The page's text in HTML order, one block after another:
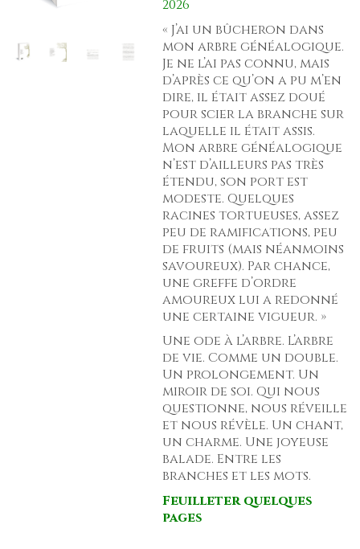
2026
« J’ai un bûcheron dans
mon arbre généalogique.
Je ne l’ai pas connu, mais
d’après ce qu’on a pu m’en
dire, il était assez doué
pour scier la branche sur
laquelle il était assis.
Mon arbre généalogique
n’est d’ailleurs pas très
étendu, son port est
modeste. Quelques
racines tortueuses, assez
peu de ramifications, peu
de fruits (mais néanmoins
savoureux). Par chance,
une greffe d’ordre
amoureux lui a redonné
une certaine vigueur. »
Une ode à l’arbre. L’arbre
de vie. Comme un double.
Un prolongement. Un
miroir de soi. Qui nous
questionne, nous réveille
et nous révèle. Un chant,
un charme. Une joyeuse
balade. Entre les
branches et les mots.
Feuilleter quelques
pages